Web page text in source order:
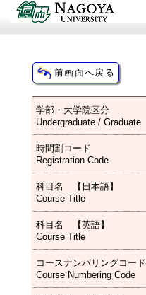
学部・大学院区分
Undergraduate / Graduate
時間割コード
Registration Code
科目名 【日本語】
Course Title
科目名 【英語】
Course Title
コースナンバリングコード
Course Numbering Code